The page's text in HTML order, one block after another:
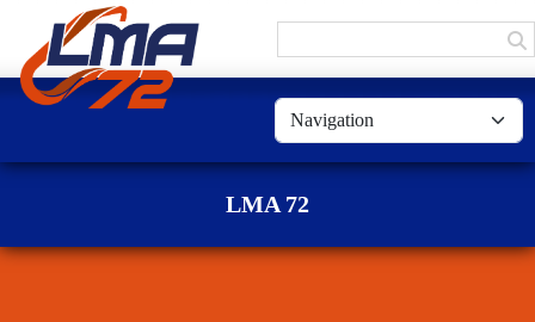
LMA 72
Panneau de gestion des cookies